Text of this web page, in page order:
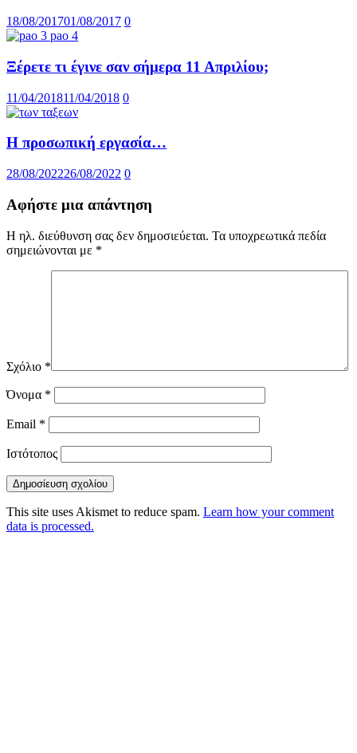
18/08/201701/08/2017 0
Ξέρετε τι έγινε σαν σήμερα 11 Απριλίου;
11/04/201811/04/2018 0
Η προσωπική εργασία…
28/08/202226/08/2022 0
Αφήστε μια απάντηση
Η ηλ. διεύθυνση σας δεν δημοσιεύεται. Τα υποχρεωτικά πεδία
σημειώνονται με *
Σχόλιο *
Όνομα *
Email *
Ιστότοπος
This site uses Akismet to reduce spam. Learn how your comment
data is processed.